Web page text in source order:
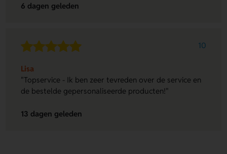
6 dagen geleden
10
Lisa
"Topservice - Ik ben zeer tevreden over de service en
de bestelde gepersonaliseerde producten!"
13 dagen geleden